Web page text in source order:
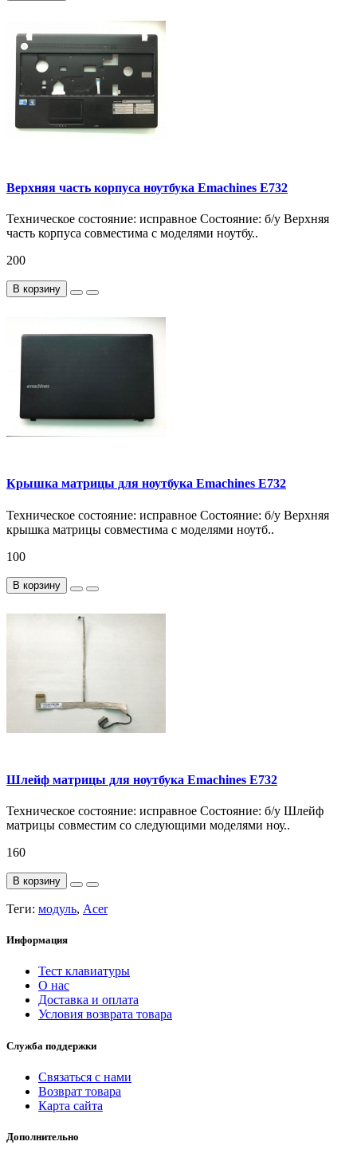
Верхняя часть корпуса ноутбука Emachines E732
Техническое состояние: исправное Состояние: б/у Верхняя
часть корпуса совместима с моделями ноутбу..
200
В корзину
Крышка матрицы для ноутбука Emachines E732
Техническое состояние: исправное Состояние: б/у Верхняя
крышка матрицы совместима с моделями ноутб..
100
В корзину
Шлейф матрицы для ноутбука Emachines E732
Техническое состояние: исправное Состояние: б/у Шлейф
матрицы совместим со следующими моделями ноу..
160
В корзину
Теги: модуль, Acer
Информация
Тест клавиатуры
О нас
Доставка и оплата
Условия возврата товара
Служба поддержки
Связаться с нами
Возврат товара
Карта сайта
Дополнительно